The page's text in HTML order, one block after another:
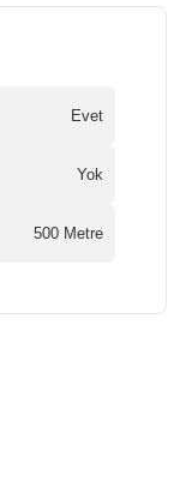
Evet
Yok
500 Metre